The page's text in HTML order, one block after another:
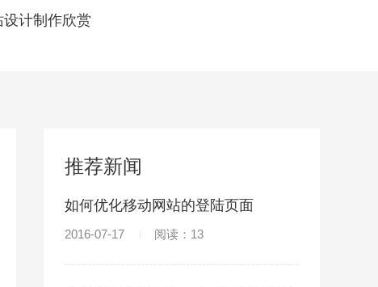
计制作欣赏
推荐新闻
如何优化移动网站的登陆页面
2016-07-17 阅读：13